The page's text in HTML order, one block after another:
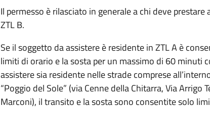
Il permesso è rilasciato in generale a chi deve
ZTL B.
Se il soggetto da assistere è residente in ZTL A è
limiti di orario e la sosta per un massimo di 60 minuti
assistere sia residente nelle strade comprese
“Poggio del Sole” (via Cenne della Chitarra, Via Arrigo
Marconi), il transito e la sosta sono consentite solo